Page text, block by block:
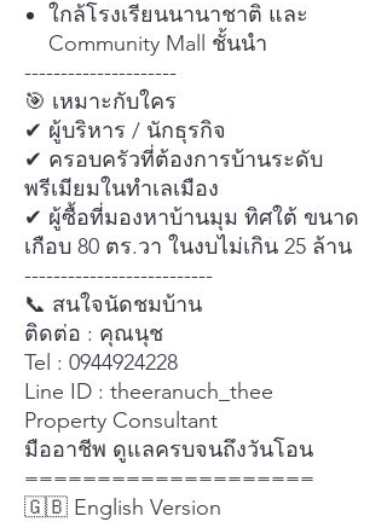
ใกล้โรงเรียนนานาชาติ และ
Community Mall ชั้นนำ
---------------------
🎯 เหมาะกับใคร
✔ ผู้บริหาร / นักธุรกิจ
✔ ครอบครัวที่ต้องการบ้านระดับ
พรีเมียมในทำเลเมือง
✔ ผู้ซื้อที่มองหาบ้านมุม ทิศใต้ ขนาด
เกือบ 80 ตร.วา ในงบไม่เกิน 25 ล้าน
--------------------------
📞 สนใจนัดชมบ้าน
ติดต่อ : คุณนุช
Tel : 0944924228
Line ID : theeranuch_thee
Property Consultant
มืออาชีพ ดูแลครบจนถึงวันโอน
====================
🇬🇧 English Version